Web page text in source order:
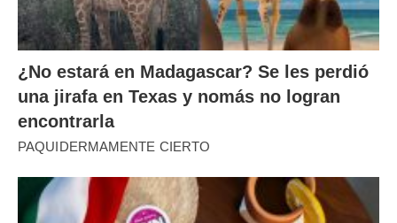
¿No estará en Madagascar? Se les perdió
una jirafa en Texas y nomás no logran
encontrarla
PAQUIDERMAMENTE CIERTO